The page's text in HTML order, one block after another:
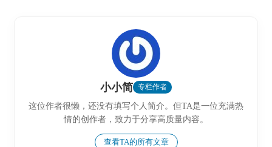
小小简 专栏作者
这位作者很懒，还没有填写个人简介。但TA是一位充满热
情的创作者，致力于分享高质量内容。
查看TA的所有文章